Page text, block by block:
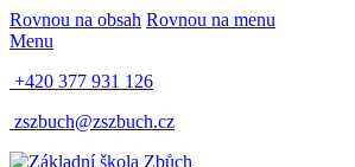
Rovnou na obsah Rovnou na menu
Menu
+420 377 931 126
zszbuch@zszbuch.cz